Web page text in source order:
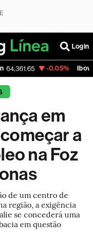
Login
+0.48% Vale ON 75.39
em
a
na Foz
de um centro de
região, a exigência
se concederá uma
em questão